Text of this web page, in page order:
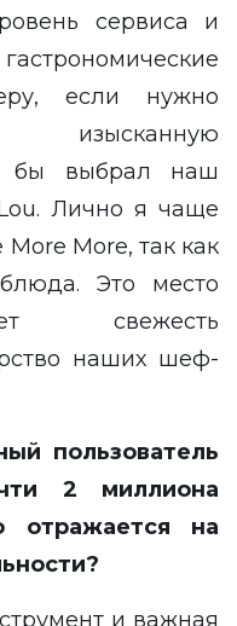
сервиса и
если нужно
изысканную
бы выбрал наш
Лично я чаще
More, так как
Это место
свежесть
наших шеф-
пользователь
2 миллиона
отражается на
и важная